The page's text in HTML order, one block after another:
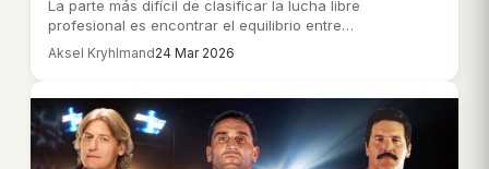
La parte más difícil de clasificar la lucha libre
profesional es encontrar el equilibrio entre…
Aksel Kryhlmand24 Mar 2026